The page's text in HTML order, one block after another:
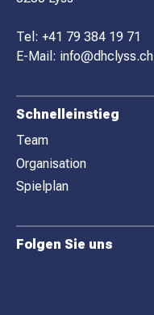
T
E
R
Tel: +41 79 384 19 71
E-Mail: info@dhclyss.ch
Schnelleinstieg
Team
Organisation
Spielplan
Folgen Sie uns